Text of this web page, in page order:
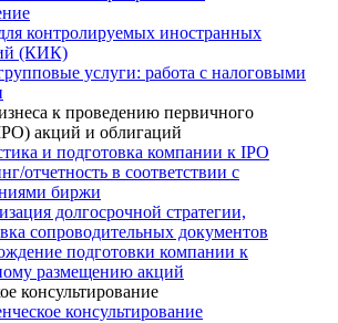
контролируемых иностранных
(КИК)
услуги: работа с налоговыми
к проведению первичного
акций и облигаций
и подготовка компании к IPO
отчетность в соответствии с
биржи
долгосрочной стратегии,
сопроводительных документов
подготовки компании к
размещению акций
консультирование
консультирование